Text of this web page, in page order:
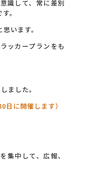
識して、常に差別
。
います。
ッカープランをも
ました。
日に開催します）
集中して、広報、